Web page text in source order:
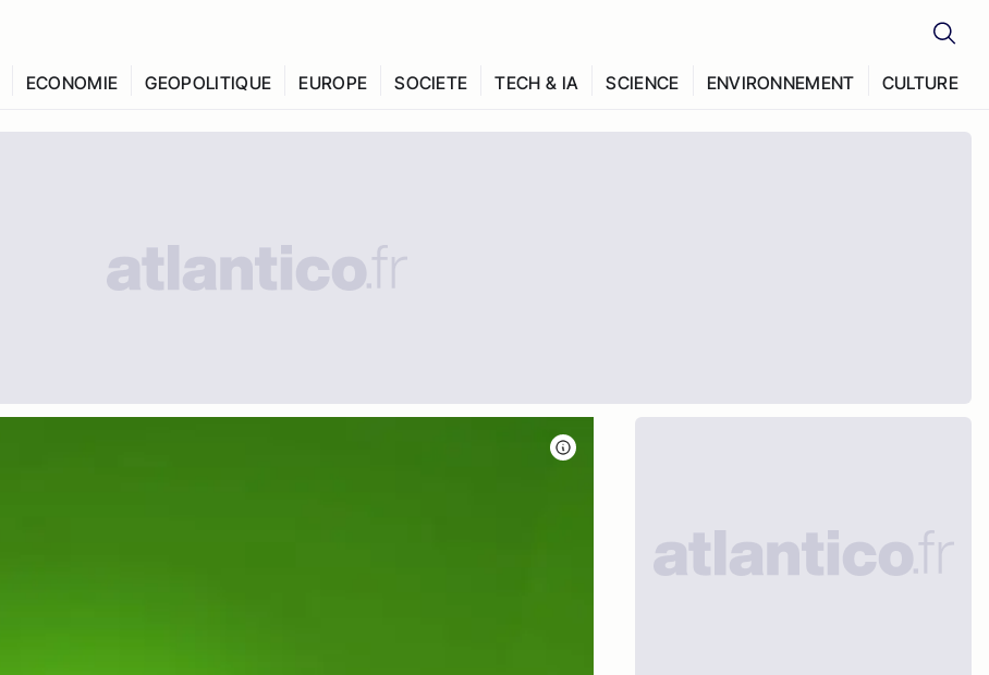
ECONOMIE GEOPOLITIQUE EUROPE SOCIETE TECH & IA SCIENCE ENVIRONNEMENT CULTURE